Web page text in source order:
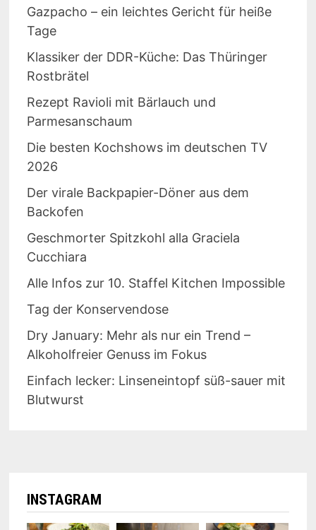
Gazpacho – ein leichtes Gericht für heiße
Tage
Klassiker der DDR-Küche: Das Thüringer
Rostbrätel
Rezept Ravioli mit Bärlauch und
Parmesanschaum
Die besten Kochshows im deutschen TV
2026
Der virale Backpapier-Döner aus dem
Backofen
Geschmorter Spitzkohl alla Graciela
Cucchiara
Alle Infos zur 10. Staffel Kitchen Impossible
Tag der Konservendose
Dry January: Mehr als nur ein Trend –
Alkoholfreier Genuss im Fokus
Einfach lecker: Linseneintopf süß-sauer mit
Blutwurst
INSTAGRAM